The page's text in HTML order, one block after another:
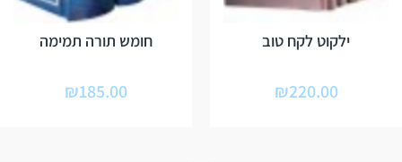
ילקוט לקח טוב
₪220.00
חומש תורה תמימה
₪185.00